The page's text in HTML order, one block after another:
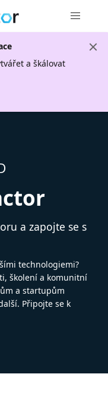
a škálovat
a zapojte se s
technologiemi?
školení a komunitní
a startupům
Připojte se k